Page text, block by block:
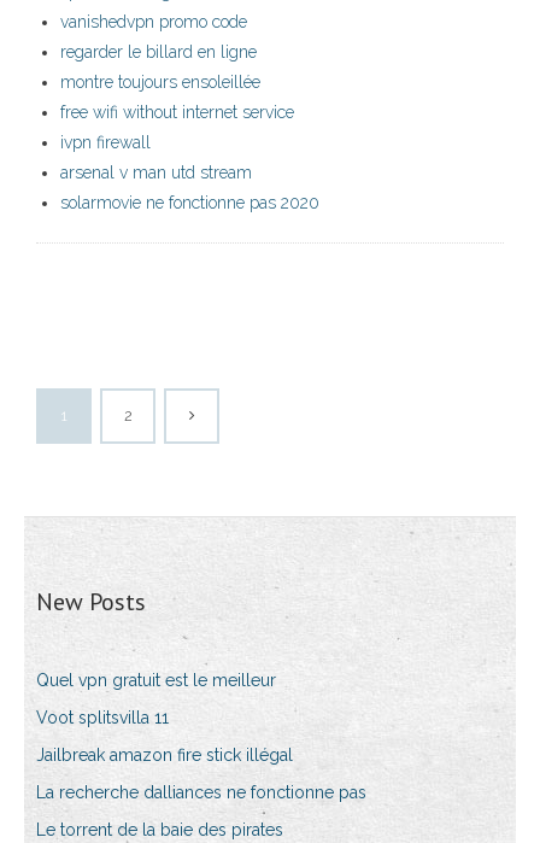
vanishedvpn promo code
regarder le billard en ligne
montre toujours ensoleillée
free wifi without internet service
ivpn firewall
arsenal v man utd stream
solarmovie ne fonctionne pas 2020
1 2
New Posts
Quel vpn gratuit est le meilleur
Voot splitsvilla 11
Jailbreak amazon fire stick illégal
La recherche dalliances ne fonctionne pas
Le torrent de la baie des pirates